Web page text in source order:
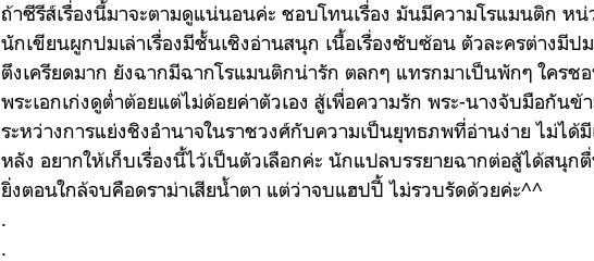
ถ้าซีรีส์เรื่องนี้มาจะตามดูแน่นอนค่ะ ชอบโทนเรื่อง มันมีความโรแมนติก ห
นักเขียนผูกปมเล่าเรื่องมีชั้นเชิงอ่านสนุก เนื้อเรื่องซับซ้อน ตัวละครต่างมี
ตึงเครียดมาก ยังฉากมีฉากโรแมนติกน่ารัก ตลกๆ แทรกมาเป็นพักๆ ใครช
พระเอกเก่งดูต่ำต้อยแต่ไม่ด้อยค่าตัวเอง สู้เพื่อความรัก พระ-นางจับมือกัน
ระหว่างการแย่งชิงอำนาจในราชวงศ์กับความเป็นยุทธภพที่อ่านง่าย ไม่ได้มี
หลัง อยากให้เก็บเรื่องนี้ไว้เป็นตัวเลือกค่ะ นักแปลบรรยายฉากต่อสู้ได้สนุก
ยิ่งตอนใกล้จบคือดราม่าเสียน้ำตา แต่ว่าจบแฮปปี้ ไม่รวบรัดด้วยค่ะ^^
.
.